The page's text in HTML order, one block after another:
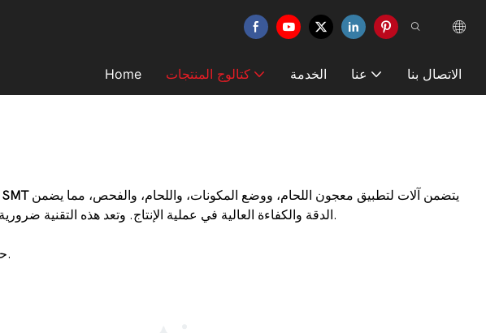
Home كتالوج المنتجات الخدمة عنا الاتصال بنا
خط تصنيع SMT يتضمن آلات لتطبيق معجون اللحام، ووضع المكونات، واللحام، والفحص، مما يضمن
الدقة والكفاءة العالية في عملية الإنتاج. وتعد هذه التقنية ضرورية لتصنيع الأجهزة الإلكترونية الحديثة، مثل الهواتف الذكية وأجهزة الكمبيوتر وغيرها من الأجهزة الإلكترونية الاستهلاكية.
توفر YFX Machine حلاً شاملاً لتلبية الاحتياجات المختلفة للعملاء.